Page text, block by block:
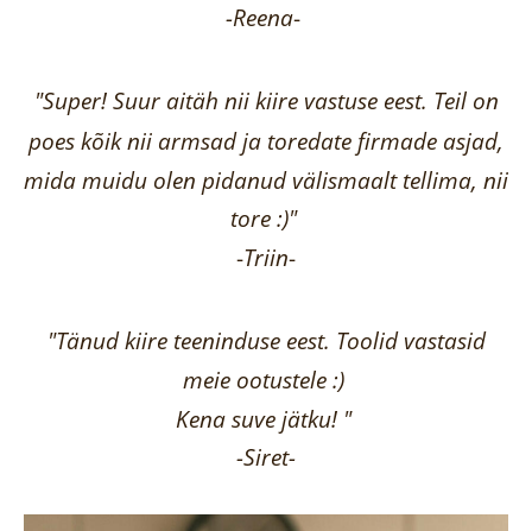
-Reena-
"Super! Suur aitäh nii kiire vastuse eest. Teil on
poes kõik nii armsad ja toredate firmade asjad,
mida muidu olen pidanud välismaalt tellima, nii
tore :)"
-Triin-
"Tänud kiire teeninduse eest. Toolid vastasid
meie ootustele :)
Kena suve jätku! "
-Siret-